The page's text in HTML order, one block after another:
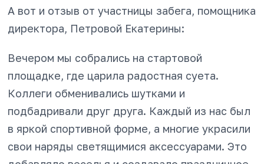
А вот и отзыв от участницы забега, помощника
директора, Петровой Екатерины:
Вечером мы собрались на стартовой
площадке, где царила радостная суета.
Коллеги обменивались шутками и
подбадривали друг друга. Каждый из нас был
в яркой спортивной форме, а многие украсили
свои наряды светящимися аксессуарами. Это